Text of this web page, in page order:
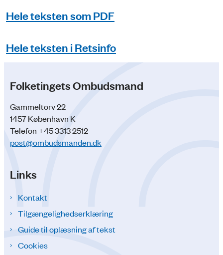
Hele teksten som PDF
Hele teksten i Retsinfo
Folketingets Ombudsmand
Gammeltorv 22
1457 København K
Telefon +45 3313 2512
post@ombudsmanden.dk
Links
Kontakt
Tilgængelighedserklæring
Guide til oplæsning af tekst
Cookies